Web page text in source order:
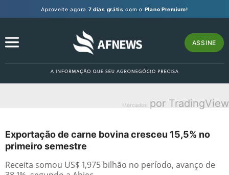
Aproveite agora 7 dias grátis com o Plano Premium!
ASSINE
Mercados por TradingView
Exportação de carne bovina cresceu 15,5% no
primeiro semestre
Receita somou US$ 1,975 bilhão no período, avanço de